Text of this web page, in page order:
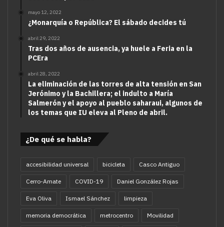
mayo 12, 2022
¿Monarquía o República? El sábado decides tú
abril 29, 2022
Tras dos años de ausencia, ya huele a Feria en la
PCEra
abril 28, 2022
La eliminación de las torres de alta tensión en San
Jerónimo y la Bachillera; el indulto a María
Salmerón y el apoyo al pueblo saharaui, algunos de
los temas que IU eleva al Pleno de abril.
¿De qué se habla?
accesibilidad universal bicicleta Casco Antiguo
Cerro-Amate COVID-19 Daniel González Rojas
Eva Oliva Ismael Sánchez limpieza
memoria democrática metrocentro Movilidad